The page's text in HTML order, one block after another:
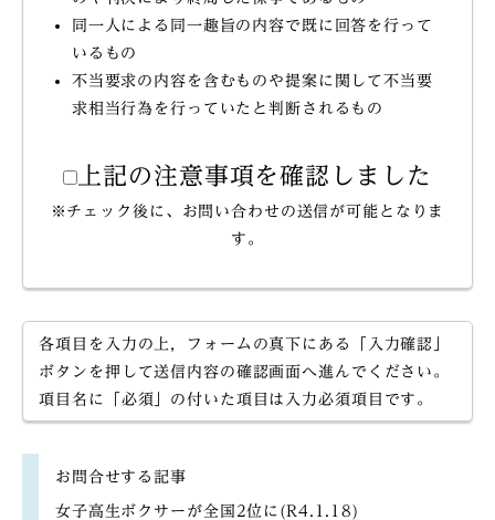
同一人による同一趣旨の内容で既に回答を行って
いるもの
不当要求の内容を含むものや提案に関して不当要
求相当行為を行っていたと判断されるもの
上記の注意事項を確認しました
※チェック後に、お問い合わせの送信が可能となりま
す。
各項目を入力の上，フォームの真下にある「入力確認」
ボタンを押して送信内容の確認画面へ進んでください。
項目名に「必須」の付いた項目は入力必須項目です。
お問合せする記事
女子高生ボクサーが全国2位に(R4.1.18)